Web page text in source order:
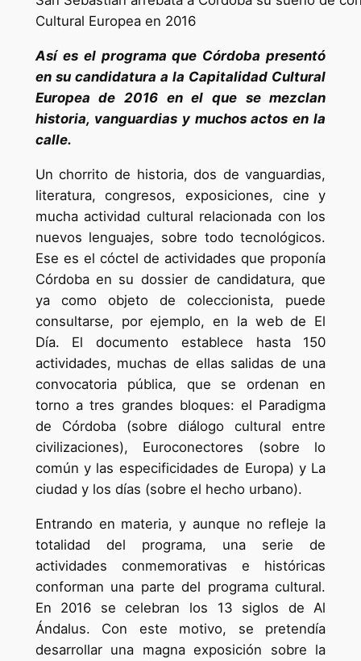
Cultural Europea en 2016
Así es el programa que Córdoba presentó
en su candidatura a la Capitalidad Cultural
Europea de 2016 en el que se mezclan
historia, vanguardias y muchos actos en la
calle.
Un chorrito de historia, dos de vanguardias,
literatura, congresos, exposiciones, cine y
mucha actividad cultural relacionada con los
nuevos lenguajes, sobre todo tecnológicos.
Ese es el cóctel de actividades que proponía
Córdoba en su dossier de candidatura, que
ya como objeto de coleccionista, puede
consultarse, por ejemplo, en la web de El
Día. El documento establece hasta 150
actividades, muchas de ellas salidas de una
convocatoria pública, que se ordenan en
torno a tres grandes bloques: el Paradigma
de Córdoba (sobre diálogo cultural entre
civilizaciones), Euroconectores (sobre lo
común y las especificidades de Europa) y La
ciudad y los días (sobre el hecho urbano).
Entrando en materia, y aunque no refleje la
totalidad del programa, una serie de
actividades conmemorativas e históricas
conforman una parte del programa cultural.
En 2016 se celebran los 13 siglos de Al
Ándalus. Con este motivo, se pretendía
desarrollar una magna exposición sobre la